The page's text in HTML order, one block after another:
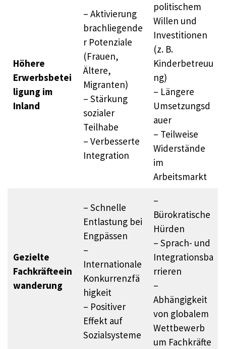
Höhere
Erwerbsbetei
ligung im
Inland
– Aktivierung
brachliegende
r Potenziale
(Frauen,
Ältere,
Migranten)
– Stärkung
sozialer
Teilhabe
– Verbesserte
Integration
politischem
Willen und
Investitionen
(z. B.
Kinderbetreuu
ng)
– Längere
Umsetzungsd
auer
– Teilweise
Widerstände
im
Arbeitsmarkt
Gezielte
Fachkräfteein
wanderung
– Schnelle
Entlastung bei
Engpässen
–
Internationale
Konkurrenzfä
higkeit
– Positiver
Effekt auf
Sozialsysteme
–
Bürokratische
Hürden
– Sprach- und
Integrationsba
rrieren
–
Abhängigkeit
von globalem
Wettbewerb
um Fachkräfte